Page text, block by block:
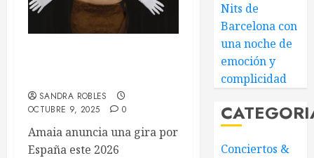
SANDRA ROBLES
OCTUBRE 9, 2025
0
Amaia anuncia una gira por
España este 2026
Nits de
Barcelona con
una noche de
emoción y
complicidad
Conciertos &